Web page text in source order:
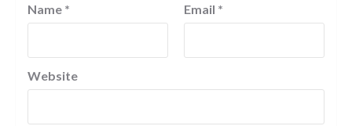
Name * Email *
Website